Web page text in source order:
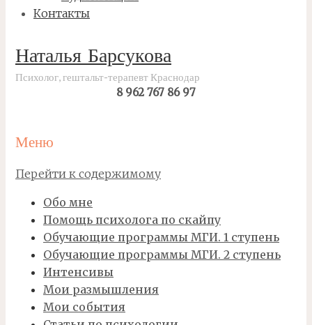
Контакты
Наталья Барсукова
Психолог, гештальт-терапевт Краснодар
8 962 767 86 97
Меню
Перейти к содержимому
Обо мне
Помощь психолога по скайпу
Обучающие программы МГИ. 1 ступень
Обучающие программы МГИ. 2 ступень
Интенсивы
Мои размышления
Мои события